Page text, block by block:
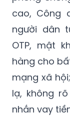
cao, Công
người dân
OTP, mật
hàng cho
mạng xã
lạ, không
nhắn vay